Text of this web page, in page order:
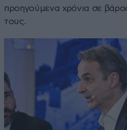
προηγούμενα χρόνια σε
τους.